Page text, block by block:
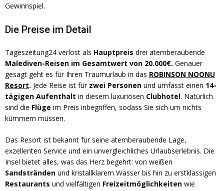
Gewinnspiel.
Die Preise im Detail
Tageszeitung24 verlost als Hauptpreis drei atemberaubende
Malediven-Reisen im Gesamtwert von 20.000€. Genauer
gesagt geht es für Ihren Traumurlaub in das ROBINSON NOONU
Resort. Jede Reise ist für zwei Personen und umfasst einen 14-
tägigen Aufenthalt in diesem luxuriösen Clubhotel. Natürlich
sind die Flüge im Preis inbegriffen, sodass Sie sich um nichts
kümmern müssen.
Das Resort ist bekannt für seine atemberaubende Lage,
exzellenten Service und ein unvergleichliches Urlaubserlebnis. Die
Insel bietet alles, was das Herz begehrt: von weißen
Sandstränden und kristallklarem Wasser bis hin zu erstklassigen
Restaurants und vielfältigen Freizeitmöglichkeiten wie